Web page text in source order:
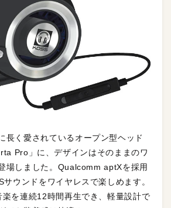
長く愛されているオープン型ヘッド
Pro」に、デザインはそのままのワ
場しました。Qualcomm aptXを採用
サウンドをワイヤレスで楽しめます。
楽を連続12時間再生でき、軽量設計で